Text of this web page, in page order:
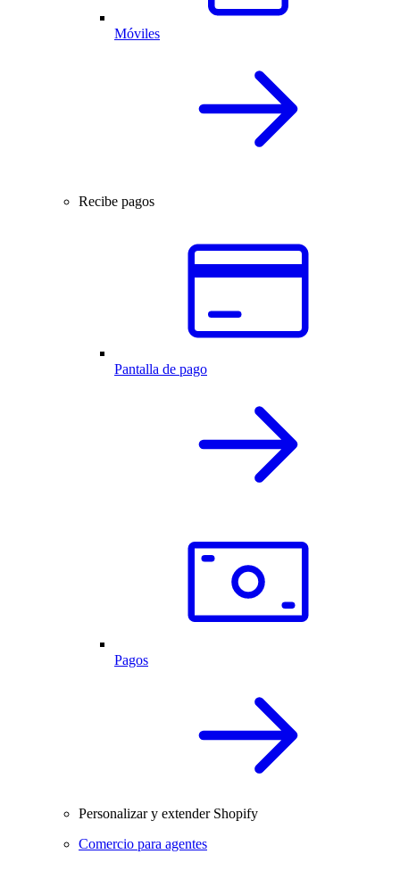
Móviles
Recibe pagos
Pantalla de pago
Pagos
Personalizar y extender Shopify
Comercio para agentes